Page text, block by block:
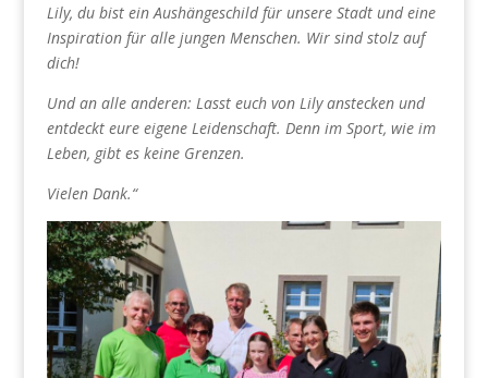
Lily, du bist ein Aushängeschild für unsere Stadt und eine
Inspiration für alle jungen Menschen. Wir sind stolz auf
dich!
Und an alle anderen: Lasst euch von Lily anstecken und
entdeckt eure eigene Leidenschaft. Denn im Sport, wie im
Leben, gibt es keine Grenzen.
Vielen Dank.“